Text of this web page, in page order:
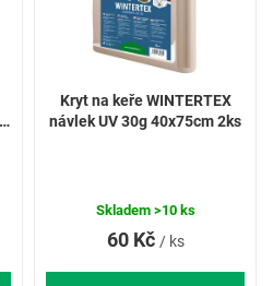
Kryt na keře WINTERTEX
návlek UV 30g 40x75cm 2ks
60 Kč / ks
Skladem >10 ks